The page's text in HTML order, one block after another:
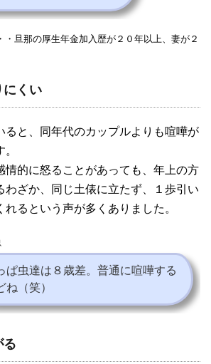
旦那の厚生年金加入歴が２０年以上、妻が２
くい
ると、同年代のカップルよりも喧嘩が
情的に怒ることがあっても、年上の方
わざか、同じ土俵に立たず、１歩引い
るという声が多くありました。
ぱ虫達は８歳差。普通に喧嘩する
ね（笑）
る